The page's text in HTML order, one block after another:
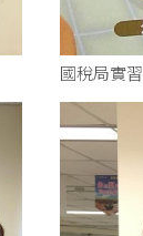
國稅局實習